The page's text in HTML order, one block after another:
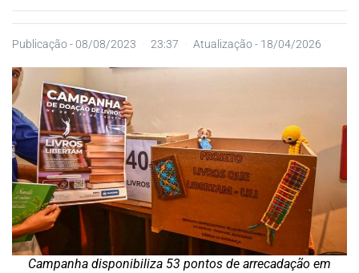
Publicação -08/08/2023 23:37 Atualização - 18/04/2026
Campanha disponibiliza 53 pontos de arrecadação em